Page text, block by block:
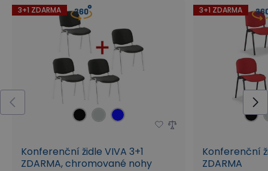
3+1 ZDARMA
Konferenční židle VIVA 3+1
ZDARMA, chromované nohy
3+1 ZDARMA
Konferenční
ZDARMA